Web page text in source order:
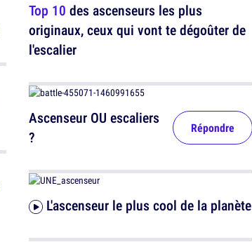
Top 10 des ascenseurs les plus
originaux, ceux qui vont te dégoûter de
l'escalier
Ascenseur OU escaliers
?
Répondre
L'ascenseur le plus cool de la planète